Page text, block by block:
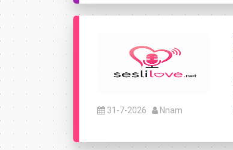
31-7-2026 Nnam